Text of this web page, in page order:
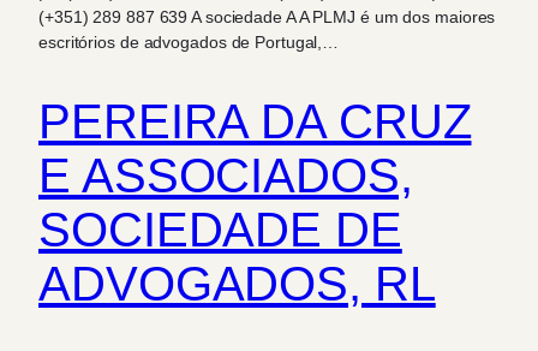
(+351) 289 887 639 A sociedade A A PLMJ é um dos maiores
escritórios de advogados de Portugal,…
PEREIRA DA CRUZ
E ASSOCIADOS,
SOCIEDADE DE
ADVOGADOS, RL